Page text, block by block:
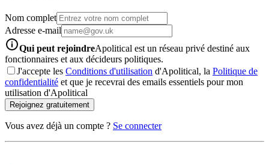
Nom complet
Adresse e-mail
Qui peut rejoindreApolitical est un réseau privé destiné aux
fonctionnaires et aux décideurs politiques.
J'accepte les Conditions d'utilisation d'Apolitical, la Politique de
confidentialité et que je recevrai des emails essentiels pour mon
utilisation d'Apolitical
Rejoignez gratuitement
Vous avez déjà un compte ? Se connecter